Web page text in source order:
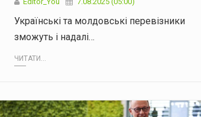
Українські та молдовські перевізники
зможуть і надалі…
ЧИТАТИ...